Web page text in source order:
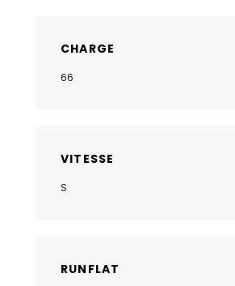
CHARGE
66
VITESSE
S
RUNFLAT